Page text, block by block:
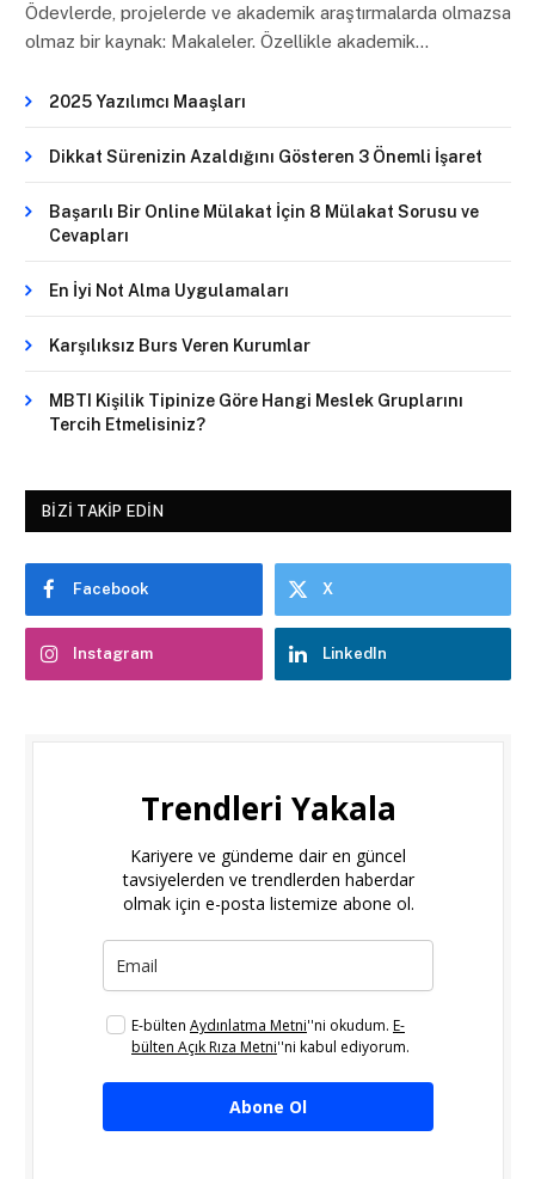
Ödevlerde, projelerde ve akademik araştırmalarda olmazsa
olmaz bir kaynak: Makaleler. Özellikle akademik…
2025 Yazılımcı Maaşları
Dikkat Sürenizin Azaldığını Gösteren 3 Önemli İşaret
Başarılı Bir Online Mülakat İçin 8 Mülakat Sorusu ve
Cevapları
En İyi Not Alma Uygulamaları
Karşılıksız Burs Veren Kurumlar
MBTI Kişilik Tipinize Göre Hangi Meslek Gruplarını
Tercih Etmelisiniz?
BIZI TAKIP EDIN
Facebook X
Instagram LinkedIn
Trendleri Yakala
Kariyere ve gündeme dair en güncel
tavsiyelerden ve trendlerden haberdar
olmak için e-posta listemize abone ol.
E-bülten Aydınlatma Metni''ni okudum. E-
bülten Açık Rıza Metni''ni kabul ediyorum.
Abone Ol